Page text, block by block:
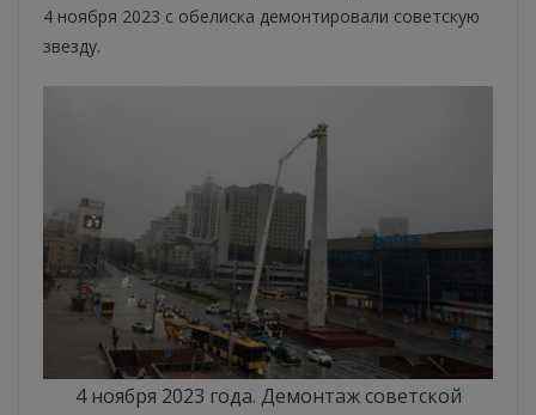
4 ноября 2023 с обелиска демонтировали советскую
звезду.
4 ноября 2023 года. Демонтаж советской